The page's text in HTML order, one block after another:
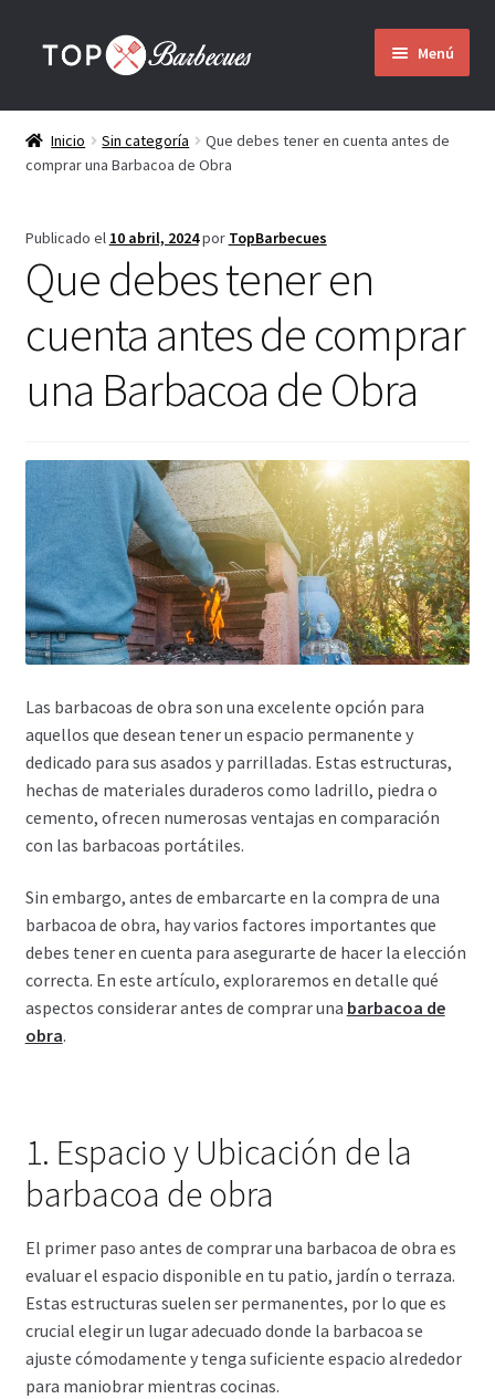
Menú
Inicio
Barbacoas
Expandir
menú
Quienes somos
Inicio Sin categoría
Que debes tener en cuenta antes de
comprar una Barbacoa de Obra
Publicado el 10 abril, 2024por TopBarbecues
Que debes tener en
cuenta antes de comprar
una Barbacoa de Obra
Las barbacoas de obra son una excelente opción para
aquellos que desean tener un espacio permanente y
dedicado para sus asados y parrilladas. Estas estructuras,
hechas de materiales duraderos como ladrillo, piedra o
cemento, ofrecen numerosas ventajas en comparación
con las barbacoas portátiles.
Sin embargo, antes de embarcarte en la compra de una
barbacoa de obra, hay varios factores importantes que
debes tener en cuenta para asegurarte de hacer la elección
correcta. En este artículo, exploraremos en detalle qué
aspectos considerar antes de comprar una barbacoa de
obra.
1. Espacio y Ubicación de la
barbacoa de obra
El primer paso antes de comprar una barbacoa de obra es
evaluar el espacio disponible en tu patio, jardín o terraza.
Estas estructuras suelen ser permanentes, por lo que es
crucial elegir un lugar adecuado donde la barbacoa se
ajuste cómodamente y tenga suficiente espacio alrededor
para maniobrar mientras cocinas.